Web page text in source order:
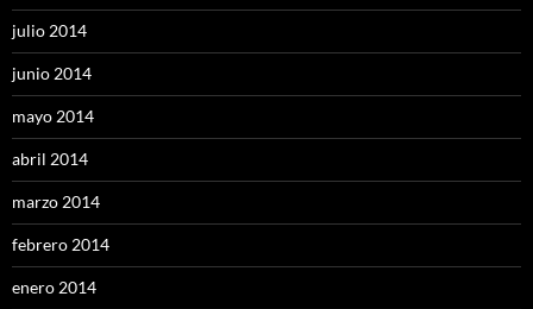
julio 2014
junio 2014
mayo 2014
abril 2014
marzo 2014
febrero 2014
enero 2014